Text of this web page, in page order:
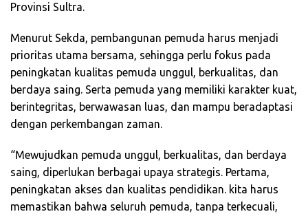
Provinsi Sultra.
Menurut Sekda, pembangunan pemuda harus menjadi
prioritas utama bersama, sehingga perlu fokus pada
peningkatan kualitas pemuda unggul, berkualitas, dan
berdaya saing. Serta pemuda yang memiliki karakter kuat,
berintegritas, berwawasan luas, dan mampu beradaptasi
dengan perkembangan zaman.
“Mewujudkan pemuda unggul, berkualitas, dan berdaya
saing, diperlukan berbagai upaya strategis. Pertama,
peningkatan akses dan kualitas pendidikan. kita harus
memastikan bahwa seluruh pemuda, tanpa terkecuali,